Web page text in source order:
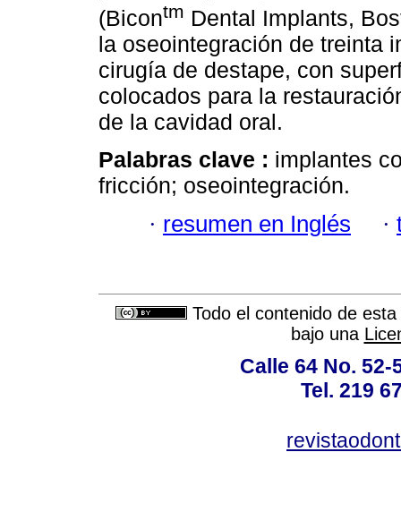
(Bicontm Dental Implants,
la oseointegración de treinta
cirugía de destape, con
colocados para la
de la cavidad oral.
Palabras clave : implantes
fricción; oseointegración.
· resumen en Inglés ·
Todo el contenido de
bajo una
Calle 64 No. 52-
Tel. 219